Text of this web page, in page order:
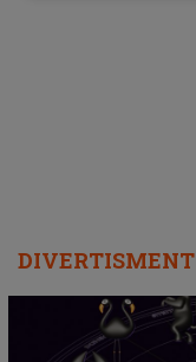
DIVERTISMENT